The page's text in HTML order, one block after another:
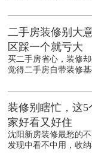
二手房装修别大
区踩一个就亏大
买二手房省心，装修
觉得二手房自带装修
装修别瞎忙，这
家好看又好住
沈阳新房装修最愁的
发现中看不中用，收